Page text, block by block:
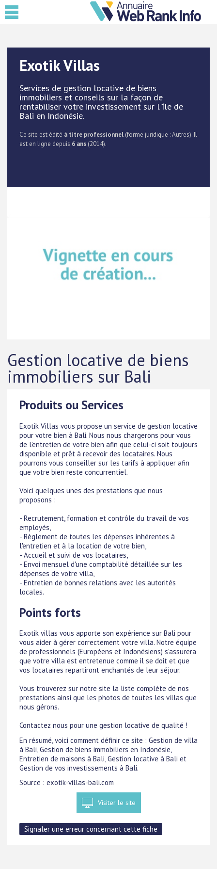
Exotik Villas
Services de gestion locative de biens
immobiliers et conseils sur la façon de
rentabiliser votre investissement sur l'île de
Bali en Indonésie.
Ce site est édité à titre professionnel (forme juridique : Autres). Il
est en ligne depuis 6 ans (2014).
Gestion locative de biens
immobiliers sur Bali
Produits ou Services
Exotik Villas vous propose un service de gestion locative
pour votre bien à Bali. Nous nous chargerons pour vous
de l'entretien de votre bien afin que celui-ci soit toujours
disponible et prêt à recevoir des locataires. Nous
pourrons vous conseiller sur les tarifs à appliquer afin
que votre bien reste concurrentiel.
Voici quelques unes des prestations que nous
proposons :
- Recrutement, formation et contrôle du travail de vos
employés,
- Règlement de toutes les dépenses inhérentes à
l'entretien et à la location de votre bien,
- Accueil et suivi de vos locataires,
- Envoi mensuel d'une comptabilité détaillée sur les
dépenses de votre villa,
- Entretien de bonnes relations avec les autorités
locales.
Points forts
Exotik villas vous apporte son expérience sur Bali pour
vous aider à gérer correctement votre villa. Notre équipe
de professionnels (Européens et Indonésiens) s'assurera
que votre villa est entretenue comme il se doit et que
vos locataires repartiront enchantés de leur séjour.
Vous trouverez sur notre site la liste complète de nos
prestations ainsi que les photos de toutes les villas que
nous gérons.
Contactez nous pour une gestion locative de qualité !
En résumé, voici comment définir ce site : Gestion de villa
à Bali, Gestion de biens immobiliers en Indonésie,
Entretien de maisons à Bali, Gestion locative à Bali et
Gestion de vos investissements à Bali.
Source : exotik-villas-bali.com
Visiter le site